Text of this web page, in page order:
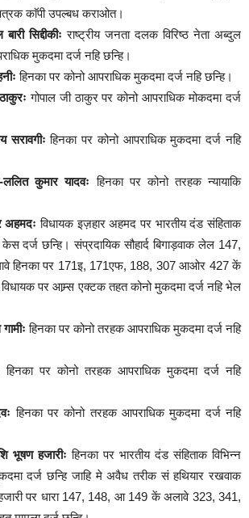
काॅपी उपल्बध कराओत।
सिद्दीकीः राष्ट्रीय जनता दलक विरिष्ठ नेता अब्दुल
मुकदमा दर्ज नहि छन्हि।
हिनका पर कोनो आपराधिक मुकदमा दर्ज नहि छन्हि।
गोपाल जी ठाकुर पर कोनो आपराधिक मोकदमा दर्ज
सरावगीः हिनका पर कोनो आपराधिक मुकदमा दर्ज नहि
कुमार यादवः हिनका पर कोनो तरहक न्यायाकि
अहमदः विधायक इज़हार अहमद पर भारतीय दंड संहिताक
केस दर्ज छन्हि। संप्रदायिक सौहार्द बिगाड़वाक लेल 147,
हिनका पर 171इ, 171एफ, 188, 307 आओर 427 कें
पर आम्र्स एक्टक तहत कोनो मुकदमा दर्ज नहि भेल
हिनका पर कोनो तरहक आपराधिक मुकदमा दर्ज नहि
हिनका पर कोनो तरहक आपराधिक मुकदमा दर्ज नहि
हिनका पर कोनो तरहक आपराधिक मुकदमा दर्ज नहि
भूषण हजारीः हिनका पर भारतीय दंड संहिताक विभिन्न
दर्ज छन्हि जाहि मे अवैध तरीक सं हथियार रखवाक
हजारी पर धारा 147, 148, आ 149 कें अलावे 323, 341,